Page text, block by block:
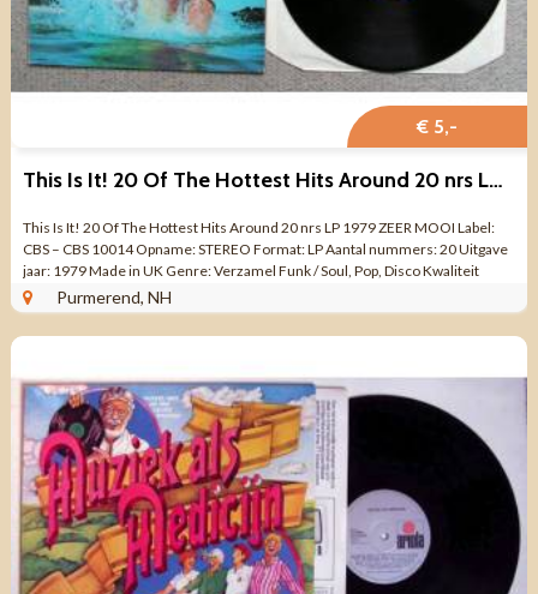
€ 5,-
This Is It! 20 Of The Hottest Hits Around 20 nrs LP 1979 ZGAN
This Is It! 20 Of The Hottest Hits Around 20 nrs LP 1979 ZEER MOOI Label:
CBS – CBS 10014 Opname: STEREO Format: LP Aantal nummers: 20 Uitgave
jaar: 1979 Made in UK Genre: Verzamel Funk / Soul, Pop, Disco Kwaliteit
VINYL ...Purmerend, NH